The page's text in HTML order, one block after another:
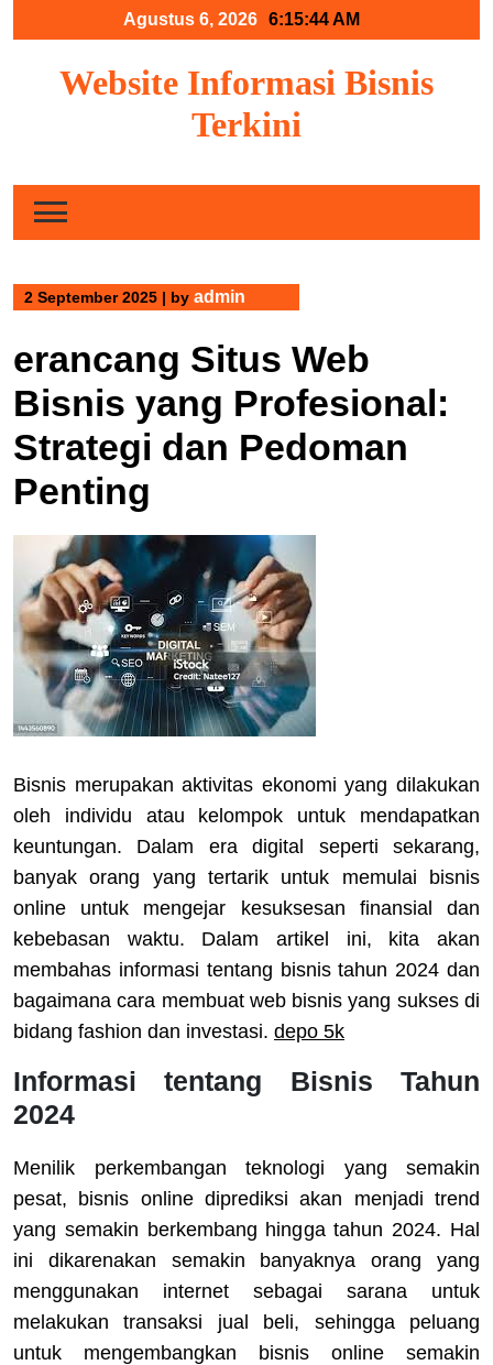
Agustus 6, 2026 6:15:44 AM
Website Informasi Bisnis
Terkini
2 September 2025 | by admin
erancang Situs Web
Bisnis yang Profesional:
Strategi dan Pedoman
Penting
Bisnis merupakan aktivitas ekonomi yang dilakukan
oleh individu atau kelompok untuk mendapatkan
keuntungan. Dalam era digital seperti sekarang,
banyak orang yang tertarik untuk memulai bisnis
online untuk mengejar kesuksesan finansial dan
kebebasan waktu. Dalam artikel ini, kita akan
membahas informasi tentang bisnis tahun 2024 dan
bagaimana cara membuat web bisnis yang sukses di
bidang fashion dan investasi. depo 5k
Informasi tentang Bisnis Tahun
2024
Menilik perkembangan teknologi yang semakin
pesat, bisnis online diprediksi akan menjadi trend
yang semakin berkembang hingga tahun 2024. Hal
ini dikarenakan semakin banyaknya orang yang
menggunakan internet sebagai sarana untuk
melakukan transaksi jual beli, sehingga peluang
untuk mengembangkan bisnis online semakin